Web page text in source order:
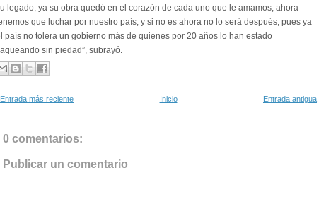
legado, ya su obra quedó en el corazón de cada uno que le amamos, ahora
que luchar por nuestro país, y si no es ahora no lo será después, pues ya
país no tolera un gobierno más de quienes por 20 años lo han estado
sin piedad”, subrayó.
Entrada más reciente Entrada antigua
Inicio
0 comentarios:
Publicar un comentario